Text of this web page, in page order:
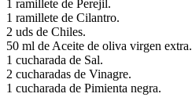
1 ramillete de Perejil.
1 ramillete de Cilantro.
2 uds de Chiles.
50 ml de Aceite de oliva virgen extra.
1 cucharada de Sal.
2 cucharadas de Vinagre.
1 cucharada de Pimienta negra.